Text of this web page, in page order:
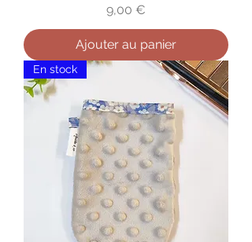
Prix
9,00 €
Ajouter au panier
En stock